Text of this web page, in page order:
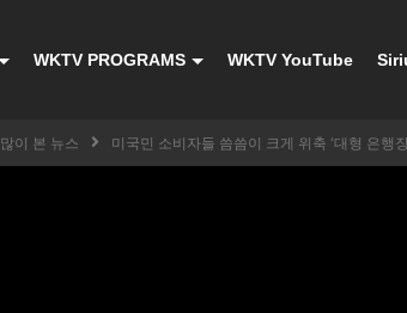
WKTV PROGRAMS WKTV YouTube
많이 본 뉴스 미국민 소비자들 씀씀이 크게 위축 ‘대형 은행